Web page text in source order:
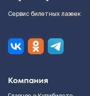
Сервис билетных лазеек
Компания